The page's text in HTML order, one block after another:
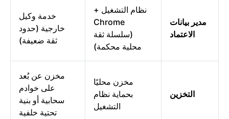
مدير بيانات
الاعتماد
نظام التشغيل +
Chrome
(سلسلة ثقة
محلية محكمة)
خدمة وكيل
خارجية (حدود
ثقة ضعيفة)
التخزين
مخزن محليًا
بحماية نظام
التشغيل
مخزن عن بُعد
على خوادم
سحابية أو بنية
تحتية خلفية